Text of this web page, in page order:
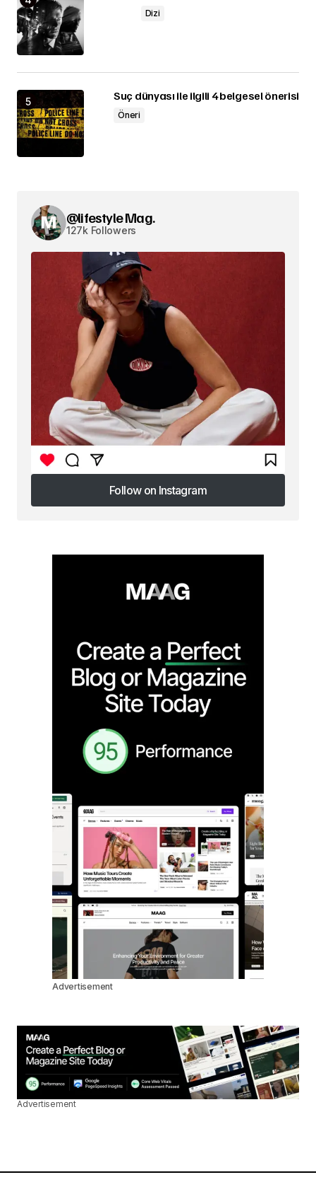
Dizi
Suç dünyası ile ilgili 4 belgesel önerisi
Öneri
@lifestyle Mag.
127k Followers
Follow on Instagram
Follow on Instagram
Advertisement
Advertisement